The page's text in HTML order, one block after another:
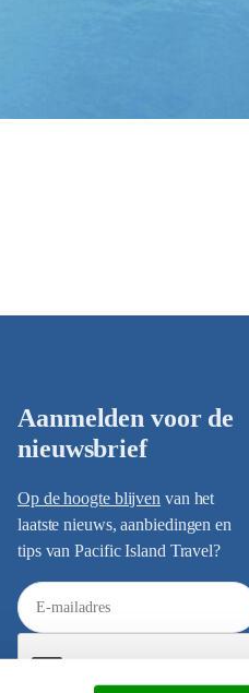
Aanmelden voor de
nieuwsbrief
Op de hoogte blijven van het
laatste nieuws, aanbiedingen en
tips van Pacific Island Travel?
E
-